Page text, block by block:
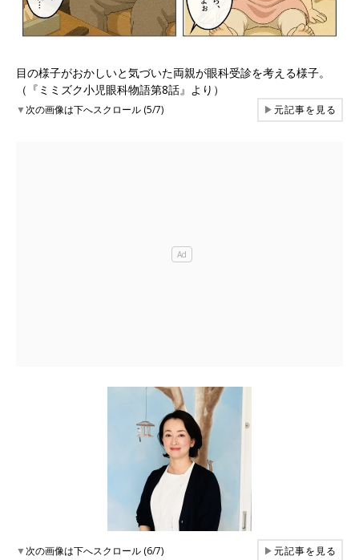
目の様子がおかしいと気づいた両親が眼科受診を考える様子。
（『ミミズク小児眼科物語第8話』より）
▼次の画像は下へスクロール (5/7) ▶元記事を見る
▼次の画像は下へスクロール (6/7) ▶元記事を見る